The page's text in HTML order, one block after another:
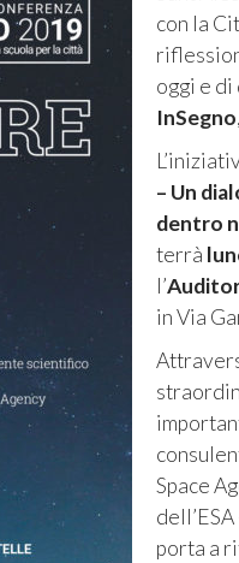
con la
oggi e
InSegno
– Un
dentro
terrà
l’
in Via
Space
porta a